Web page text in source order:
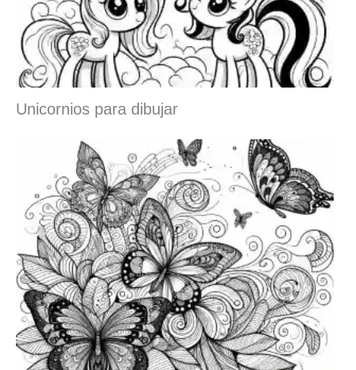
Unicornios para dibujar